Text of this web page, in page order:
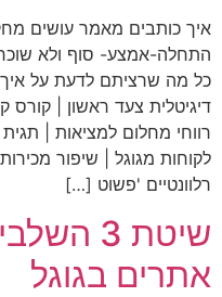
איך כותבים מאמר עושים
התחלה-אמצע- סוף ולא
כל מה שרציתם לדעת על איך
דיגיטלית צעד ראשון | קורס
רווחי מחלום למציאות |
לקוחות מגוגל | שיפור
רלוונטיים 'פשוט […]
שיטת 3
אתרים בגוגל